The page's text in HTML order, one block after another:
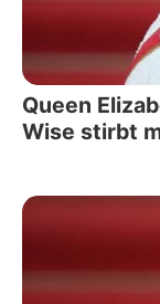
Queen
Wise stirbt